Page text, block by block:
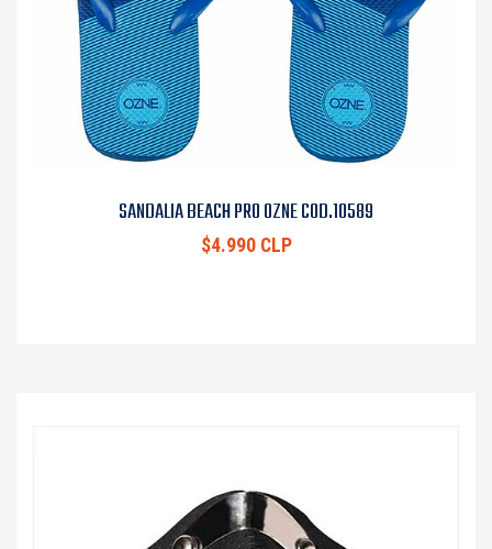
SANDALIA BEACH PRO OZNE COD.10589
$4.990 CLP